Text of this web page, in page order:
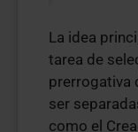
La idea
tarea de
prerrogativa
ser
como el